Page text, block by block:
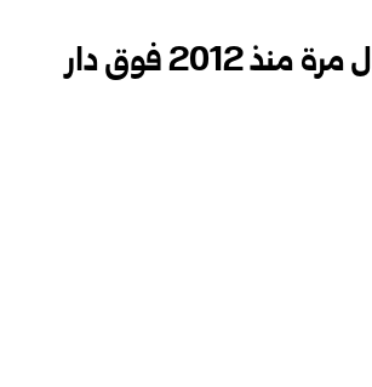
الخارجية الأمريكية: رفع العلم الأمريكي لأول مرة منذ 2012 فوق دار